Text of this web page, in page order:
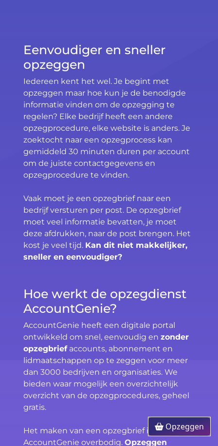
Opzeggen
Eenvoudiger en sneller
opzeggen
Iedereen kent het wel. Je begint met
opzeggen maar hoe kun je de benodigde
informatie vinden om de opzegging te
regelen? Elke bedrijf heeft een andere
opzegprocedure, elke website is anders. Je
zoektocht naar een opzegprocess kan
gemiddeld 30 minuten duren per account
om de juiste contactgegevens en
opzegprocedure te vinden.
Vaak moet je een opzegbrief naar een
bedrijf versturen per post. De opzegbrief
moet veel informatie bevatten, je moet
deze afdrukken, naar de post brengen. Het
kost je veel tijd. Kan dit niet makkelijker,
sneller en eenvoudiger?
Hoe werkt de opzegdienst
AccountGenie?
AccountGenie heeft een digitale portal
ontwikkeld om snel, eenvoudig en zonder
opzegbriefaccounts, abonnement en
lidmaatschappen op te zeggen voor meer
dan 3000 bedrijven en organisaties. We
bieden waar mogelijk een overzichtelijk
overzicht van de opzegprocedures, geheel
gratis.
Het maken van een opzegbrief is met
AccountGenie overbodig. Opzeggen